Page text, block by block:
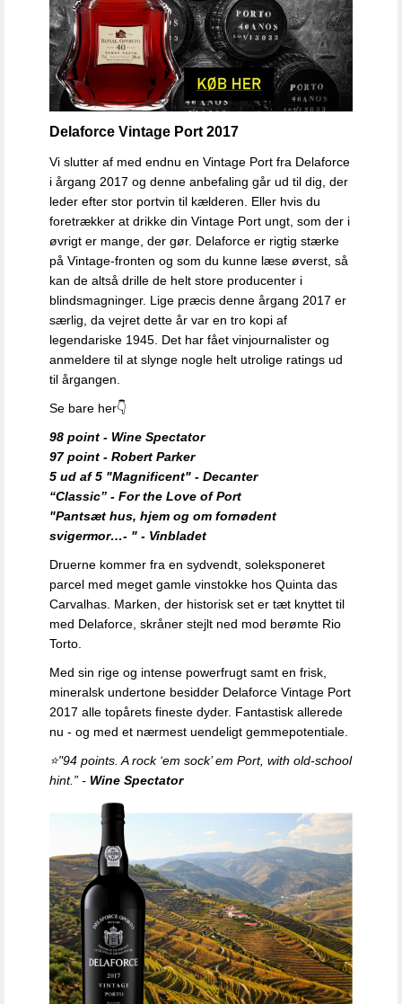
Delaforce Vintage Port 2017
Vi slutter af med endnu en Vintage Port fra Delaforce
i årgang 2017 og denne anbefaling går ud til dig, der
leder efter stor portvin til kælderen. Eller hvis du
foretrækker at drikke din Vintage Port ungt, som der i
øvrigt er mange, der gør. Delaforce er rigtig stærke
på Vintage-fronten og som du kunne læse øverst, så
kan de altså drille de helt store producenter i
blindsmagninger. Lige præcis denne årgang 2017 er
særlig, da vejret dette år var en tro kopi af
legendariske 1945. Det har fået vinjournalister og
anmeldere til at slynge nogle helt utrolige ratings ud
til årgangen.
Se bare her👇
98 point - Wine Spectator
97 point - Robert Parker
5 ud af 5 "Magnificent" - Decanter
“Classic” - For the Love of Port
"Pantsæt hus, hjem og om fornødent
svigermor…- " - Vinbladet
Druerne kommer fra en sydvendt, soleksponeret
parcel med meget gamle vinstokke hos Quinta das
Carvalhas. Marken, der historisk set er tæt knyttet til
med Delaforce, skråner stejlt ned mod berømte Rio
Torto.
Med sin rige og intense powerfrugt samt en frisk,
mineralsk undertone besidder Delaforce Vintage Port
2017 alle topårets fineste dyder. Fantastisk allerede
nu - og med et nærmest uendeligt gemmepotentiale.
⭐"94 points. A rock ‘em sock’ em Port, with old-school
hint.” - Wine Spectator